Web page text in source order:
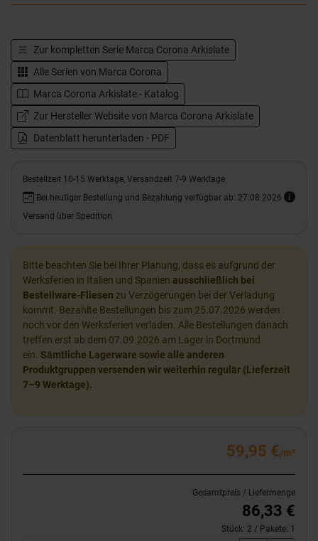
Zur kompletten Serie Marca Corona Arkislate
Alle Serien von Marca Corona
Marca Corona Arkislate - Katalog
Zur Hersteller Website von Marca Corona Arkislate
Datenblatt herunterladen - PDF
Bestellzeit 10-15 Werktage, Versandzeit 7-9 Werktage
Bei heutiger Bestellung und Bezahlung verfügbar ab: 27.08.2026
Versand über Spedition
Bitte beachten Sie bei Ihrer Planung, dass es aufgrund der
Werksferien in Italien und Spanien ausschließlich bei
Bestellware-Fliesen zu Verzögerungen bei der Verladung
kommt. Bezahlte Bestellungen bis zum 25.07.2026 werden
noch vor den Werksferien verladen. Alle Bestellungen danach
treffen erst ab dem 07.09.2026 am Lager in Dortmund
ein. Sämtliche Lagerware sowie alle anderen
Produktgruppen versenden wir weiterhin regulär (Lieferzeit
7–9 Werktage).
59,95 €/m²
Gesamtpreis / Liefermenge
86,33 €
Stück: 2 / Pakete: 1